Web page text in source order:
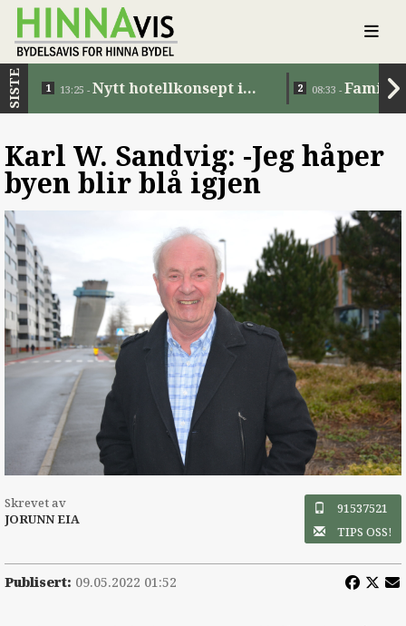
SISTE 13:25 - Nytt hotellkonsept i
08:33 -
Karl W. Sandvig: -Jeg håper
byen blir blå igjen
Skrevet av
JORUNN EIA
91537521
TIPS OSS!
Publisert: 09.05.2022 01:52